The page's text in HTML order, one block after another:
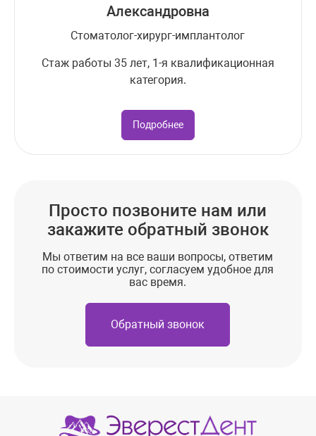
Александровна
Стоматолог-хирург-имплантолог
Стаж работы 35 лет, 1-я квалификационная
категория.
Подробнее
Просто позвоните нам или
закажите обратный звонок
Мы ответим на все ваши вопросы, ответим
по стоимости услуг, согласуем удобное для
вас время.
Обратный звонок